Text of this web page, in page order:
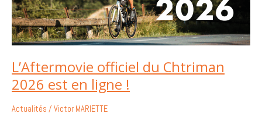
L’Aftermovie officiel du Chtriman
2026 est en ligne !
Actualités /Victor MARIETTE
!